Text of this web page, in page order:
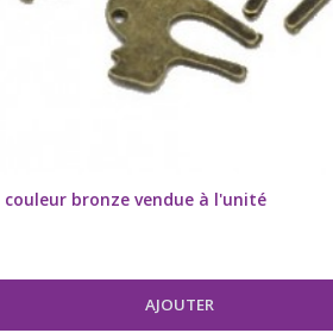
bronze vendue à l'unité
AJOUTER